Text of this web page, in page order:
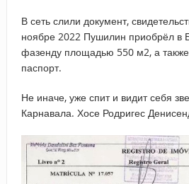
В сеть слили документ,
ноябре 2022 Пушилин приобрёл в
фазенду площадью 550 м2, а также
паспорт.
Не иначе, уже спит и видит себя
Карнавала. Хосе Родригес